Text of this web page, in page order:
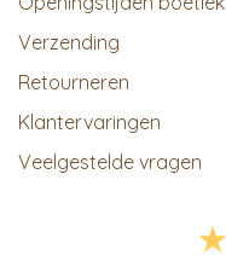
Verzending
Retourneren
Klantervaringen
Veelgestelde vragen